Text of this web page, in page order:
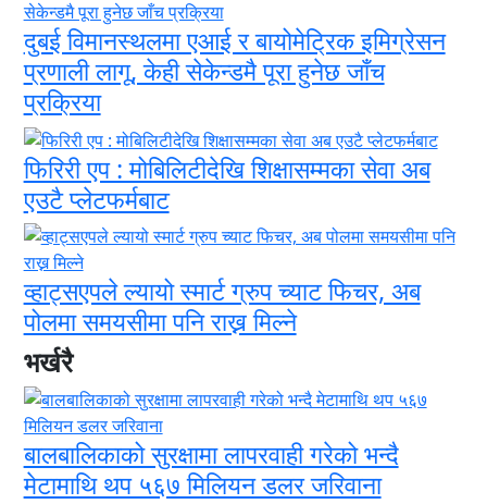
दुबई विमानस्थलमा एआई र बायोमेट्रिक इमिग्रेसन
प्रणाली लागू, केही सेकेन्डमै पूरा हुनेछ जाँच
प्रक्रिया
फिरिरी एप : मोबिलिटीदेखि शिक्षासम्मका सेवा अब
एउटै प्लेटफर्मबाट
व्हाट्सएपले ल्यायो स्मार्ट ग्रुप च्याट फिचर, अब
पोलमा समयसीमा पनि राख्न मिल्ने
भर्खरै
बालबालिकाको सुरक्षामा लापरवाही गरेको भन्दै
मेटामाथि थप ५६७ मिलियन डलर जरिवाना